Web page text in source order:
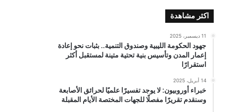
اكثر مشاهدة
11 ديسمبر، 2025
جهود الحكومة الليبية وصندوق التنمية.. بثبات نحو إعادة
إعمار المدن وتأسيس بنية تحتية متينة لمستقبل أكثر
استقرارًا
14 أبريل، 2025
خبراء أوروبيون: لا يوجد تفسيرًا علميًا لحرائق الأصابعة
وسنقدم تقريرًا مفصلًا للجهات المختصة الأيام المقبلة